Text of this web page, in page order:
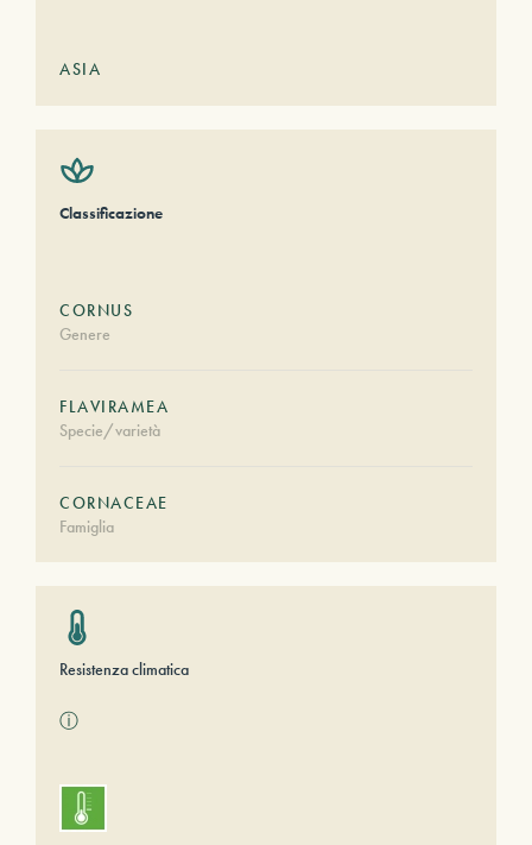
ASIA
Classificazione
CORNUS
Genere
FLAVIRAMEA
Specie/varietà
CORNACEAE
Famiglia
Resistenza climatica
ⓘ